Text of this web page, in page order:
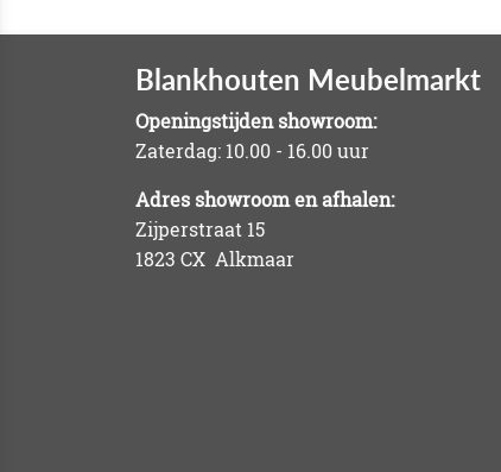
Blankhouten Meubelmarkt
Openingstijden showroom:
Zaterdag: 10.00 - 16.00 uur
Adres showroom en afhalen:
Zijperstraat 15
1823 CX Alkmaar